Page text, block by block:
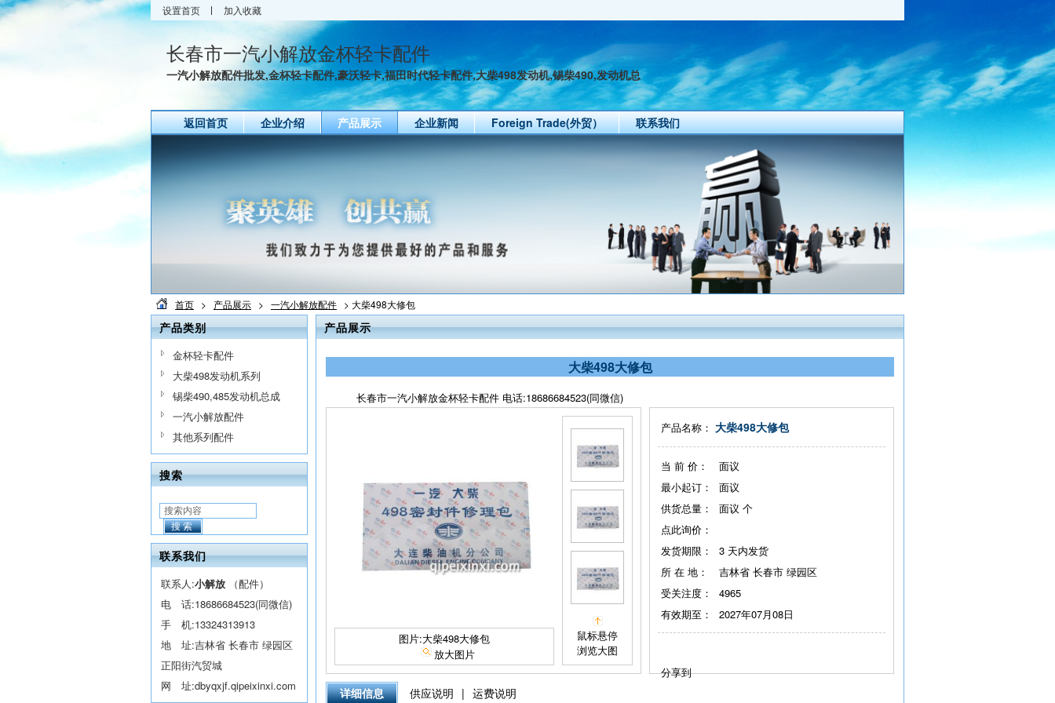
设置首页 加入收藏
长春市一汽小解放金杯轻卡配件
一汽小解放配件批发,金杯轻卡配件,豪沃轻卡,福田时代轻卡配件,大柴498发动机,锡柴490,发动机总
返回首页 企业介绍 产品展示 企业新闻 Foreign Trade(外贸） 联系我们
首页 > 产品展示 > 一汽小解放配件 > 大柴498大修包
产品类别
金杯轻卡配件
大柴498发动机系列
锡柴490,485发动机总成
一汽小解放配件
其他系列配件
搜索
搜索
联系我们
联系人:小解放 （配件）
电 话:18686684523(同微信)
手 机:13324313913
地 址:吉林省 长春市 绿园区
正阳街汽贸城
网 址:dbyqxjf.qipeixinxi.com
产品展示
大柴498大修包
长春市一汽小解放金杯轻卡配件 电话:18686684523(同微信)
图片:大柴498大修包
放大图片
鼠标悬停
浏览大图
产品名称： 大柴498大修包
当 前 价：
面议
最小起订：
面议
供货总量：
面议 个
点此询价：
发货期限：
3 天内发货
所 在 地：
吉林省 长春市 绿园区
受关注度：
4965
有效期至：
2027年07月08日
分享到
详细信息 供应说明 | 运费说明